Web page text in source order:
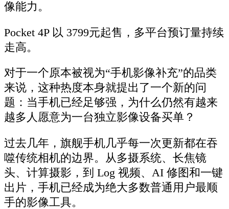
像能力。
Pocket 4P 以 3799元起售，多平台预订量持续
走高。
对于一个原本被视为“手机影像补充”的品类
来说，这种热度本身就提出了一个新的问
题：当手机已经足够强，为什么仍然有越来
越多人愿意为一台独立影像设备买单？
过去几年，旗舰手机几乎每一次更新都在吞
噬传统相机的边界。从多摄系统、长焦镜
头、计算摄影，到 Log 视频、AI 修图和一键
出片，手机已经成为绝大多数普通用户最顺
手的影像工具。